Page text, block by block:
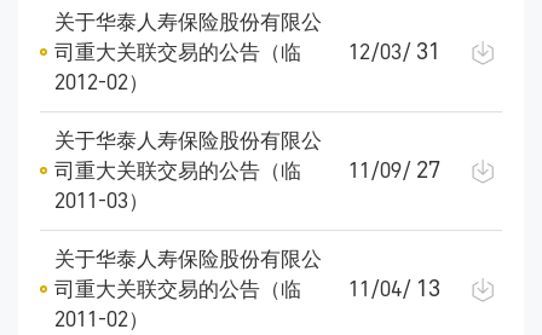
关于华泰人寿保险股份有限公
司重大关联交易的公告（临
2012-02）
12/03/ 31
关于华泰人寿保险股份有限公
司重大关联交易的公告（临
2011-03）
11/09/ 27
关于华泰人寿保险股份有限公
司重大关联交易的公告（临
2011-02）
11/04/ 13